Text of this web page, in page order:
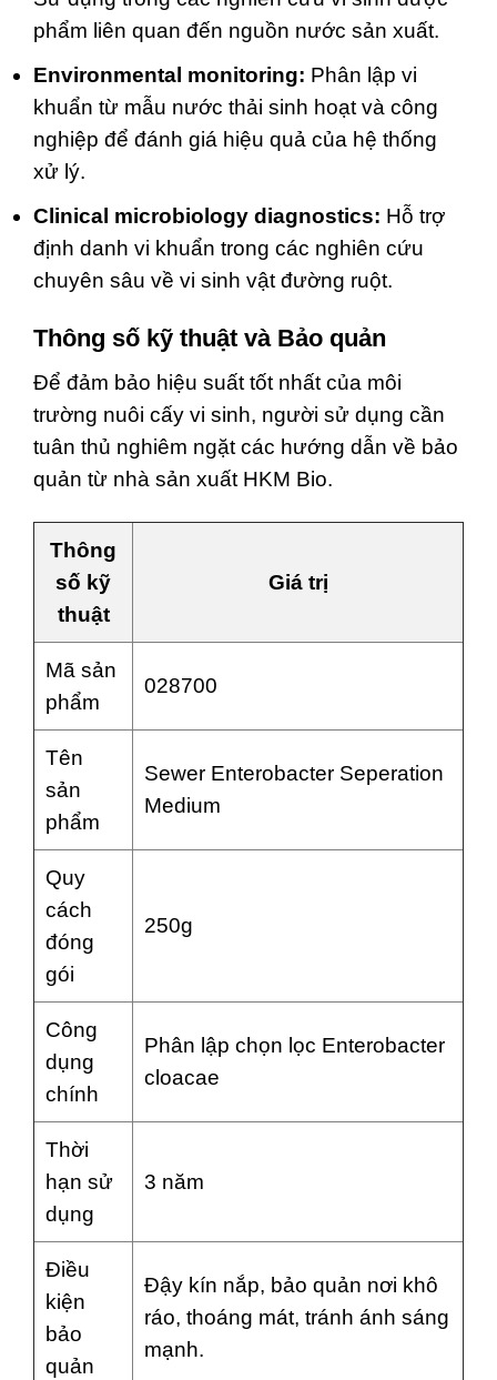
phẩm liên quan đến nguồn nước sản xuất.
Environmental monitoring: Phân lập vi
khuẩn từ mẫu nước thải sinh hoạt và công
nghiệp để đánh giá hiệu quả của hệ thống
xử lý.
Clinical microbiology diagnostics: Hỗ trợ
định danh vi khuẩn trong các nghiên cứu
chuyên sâu về vi sinh vật đường ruột.
Thông số kỹ thuật và Bảo quản
Để đảm bảo hiệu suất tốt nhất của môi
trường nuôi cấy vi sinh, người sử dụng cần
tuân thủ nghiêm ngặt các hướng dẫn về bảo
quản từ nhà sản xuất HKM Bio.
Thông
số kỹ
thuật
Giá trị
Mã sản
phẩm
028700
Tên
sản
phẩm
Sewer Enterobacter Seperation
Medium
Quy
cách
đóng
gói
250g
Công
dụng
chính
Phân lập chọn lọc Enterobacter
cloacae
Thời
hạn sử
dụng
3 năm
Điều
kiện
bảo
quản
Đậy kín nắp, bảo quản nơi khô
ráo, thoáng mát, tránh ánh sáng
mạnh.